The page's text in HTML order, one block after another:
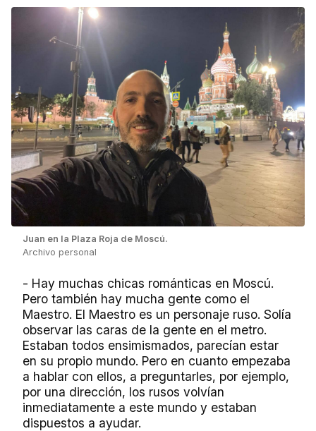
Juan en la Plaza Roja de Moscú.
Archivo personal
- Hay muchas chicas románticas en Moscú.
Pero también hay mucha gente como el
Maestro. El Maestro es un personaje ruso. Solía
observar las caras de la gente en el metro.
Estaban todos ensimismados, parecían estar
en su propio mundo. Pero en cuanto empezaba
a hablar con ellos, a preguntarles, por ejemplo,
por una dirección, los rusos volvían
inmediatamente a este mundo y estaban
dispuestos a ayudar.